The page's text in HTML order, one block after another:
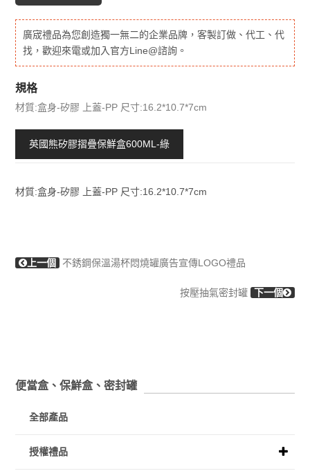
廣宬禮品為您創造獨一無二的企業品牌，客製訂做、代工、代
找，歡迎來電或加入官方Line@諮詢。
規格
材質:盒身-矽膠 上蓋-PP 尺寸:16.2*10.7*7cm
英國熊矽膠摺疊保鮮盒600ML-綠
材質:盒身-矽膠 上蓋-PP 尺寸:16.2*10.7*7cm
上一個 不銹鋼保溫湯杯悶燒罐廣告宣傳LOGO禮品
按壓抽氣密封罐 下一個
便當盒、保鮮盒、密封罐
全部產品
授權禮品